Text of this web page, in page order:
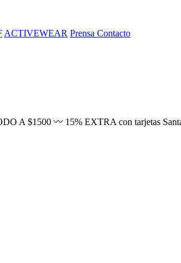
ACTIVEWEAR Prensa Contacto
A $1500 〰 15% EXTRA con tarjetas